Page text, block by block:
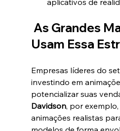
aplicativos de
As Grandes
Usam Essa
Empresas líderes do
investindo em
potencializar suas
Davidson, por
animações realistas